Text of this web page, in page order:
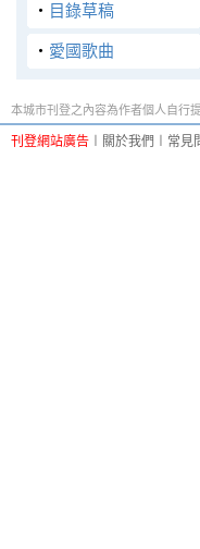
‧ 目錄草稿
‧ 愛國歌曲
本城市刊登之內容為作者個人自行
刊登網站廣告 關於我們 常見